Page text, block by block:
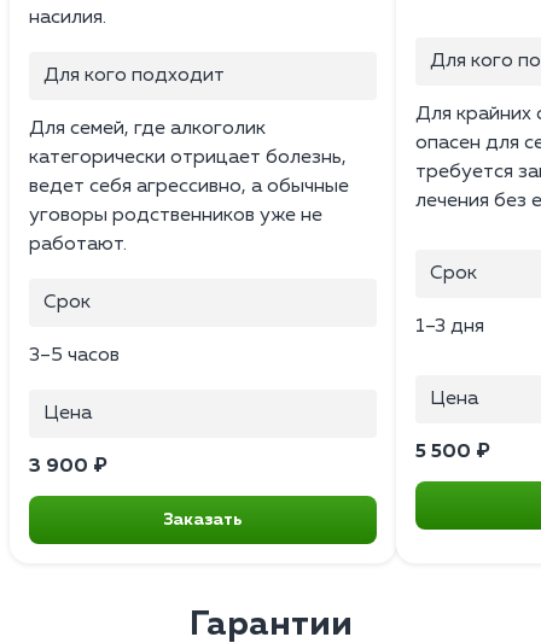
насилия.
Для кого подходит
Для семей, где алкоголик
категорически отрицает болезнь,
ведет себя агрессивно, а обычные
уговоры родственников уже не
работают.
Срок
3–5 часов
Цена
3 900 ₽
Заказать
Для кого
Для крайних
опасен для
требуется
лечения без
Срок
1–3 дня
Цена
5 500 ₽
Гарантии